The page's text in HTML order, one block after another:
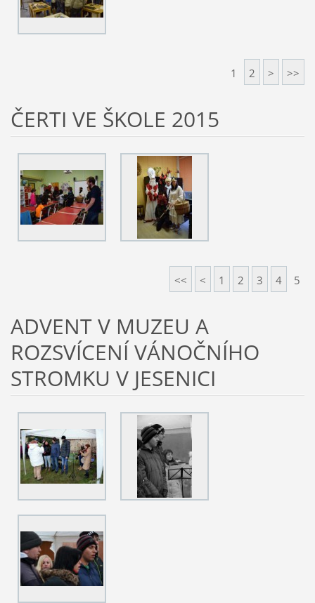
1 2 > >>
ČERTI VE ŠKOLE 2015
<< < 1 2 3 4 5
ADVENT V MUZEU A
ROZSVÍCENÍ VÁNOČNÍHO
STROMKU V JESENICI